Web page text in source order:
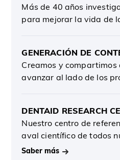
Más de 40 años
para mejorar la vida de
GENERACIÓN DE
Creamos y
avanzar al lado de los
DENTAID RESEARCH
Nuestro centro de
aval científico de todos
Saber más